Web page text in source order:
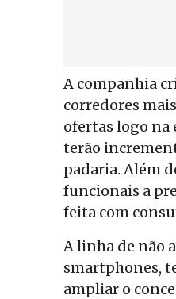
A companhia
corredores
ofertas logo na
terão
padaria. Além
funcionais a
feita com
A linha de não
smartphones,
ampliar o